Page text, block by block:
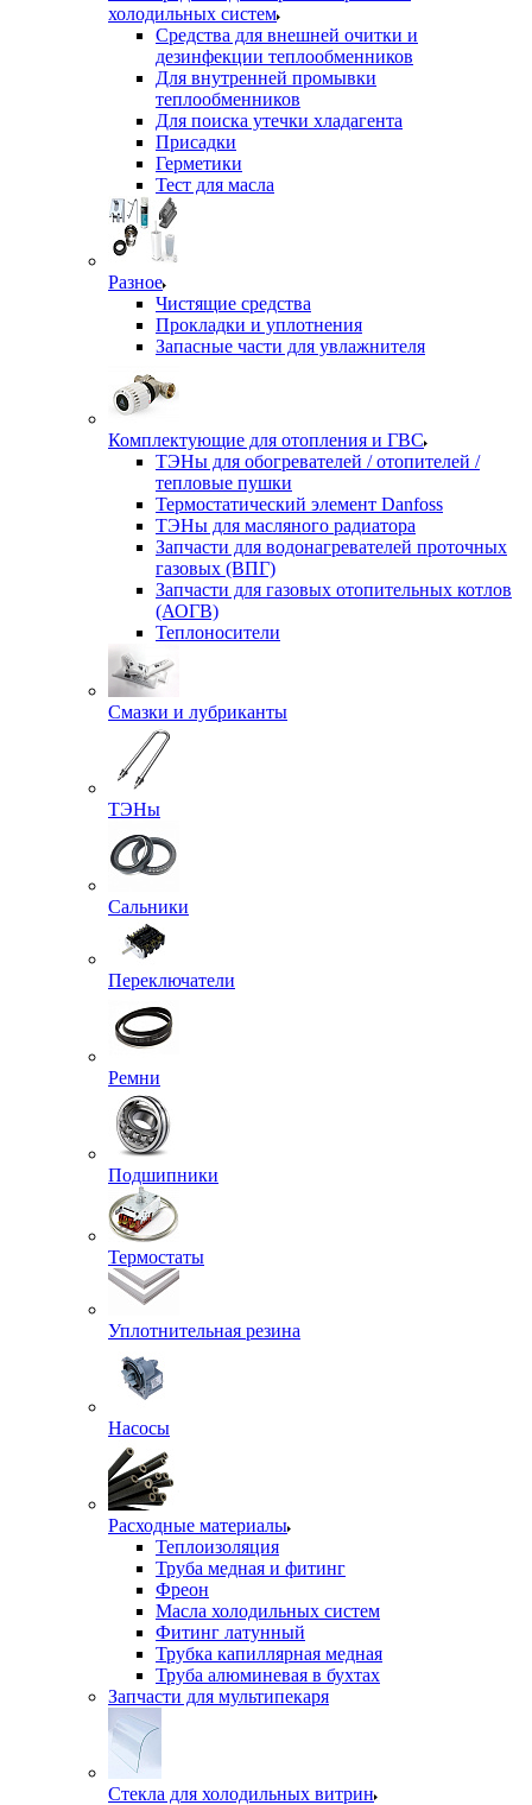
холодильных систем
Средства для внешней очитки и
дезинфекции теплообменников
Для внутренней промывки
теплообменников
Для поиска утечки хладагента
Присадки
Герметики
Тест для масла
Разное
Чистящие средства
Прокладки и уплотнения
Запасные части для увлажнителя
Комплектующие для отопления и ГВС
ТЭНы для обогревателей / отопителей /
тепловые пушки
Термостатический элемент Danfoss
ТЭНы для масляного радиатора
Запчасти для водонагревателей проточных
газовых (ВПГ)
Запчасти для газовых отопительных котлов
(АОГВ)
Теплоносители
Смазки и лубриканты
ТЭНы
Сальники
Переключатели
Ремни
Подшипники
Термостаты
Уплотнительная резина
Насосы
Расходные материалы
Теплоизоляция
Труба медная и фитинг
Фреон
Масла холодильных систем
Фитинг латунный
Трубка капиллярная медная
Труба алюминевая в бухтах
Запчасти для мультипекаря
Стекла для холодильных витрин